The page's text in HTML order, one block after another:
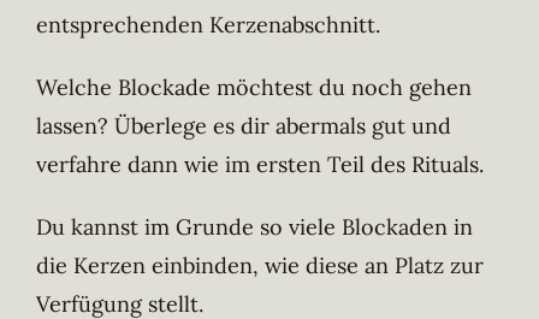
entsprechenden Kerzenabschnitt.
Welche Blockade möchtest du noch gehen
lassen? Überlege es dir abermals gut und
verfahre dann wie im ersten Teil des Rituals.
Du kannst im Grunde so viele Blockaden in
die Kerzen einbinden, wie diese an Platz zur
Verfügung stellt.